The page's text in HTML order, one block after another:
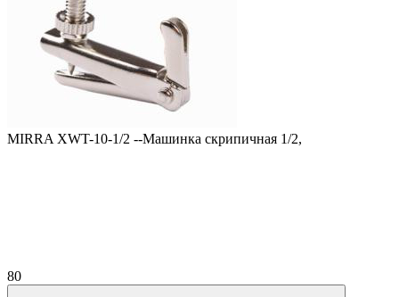
MIRRA XWT-10-1/2 --Машинка скрипичная 1/2,
80